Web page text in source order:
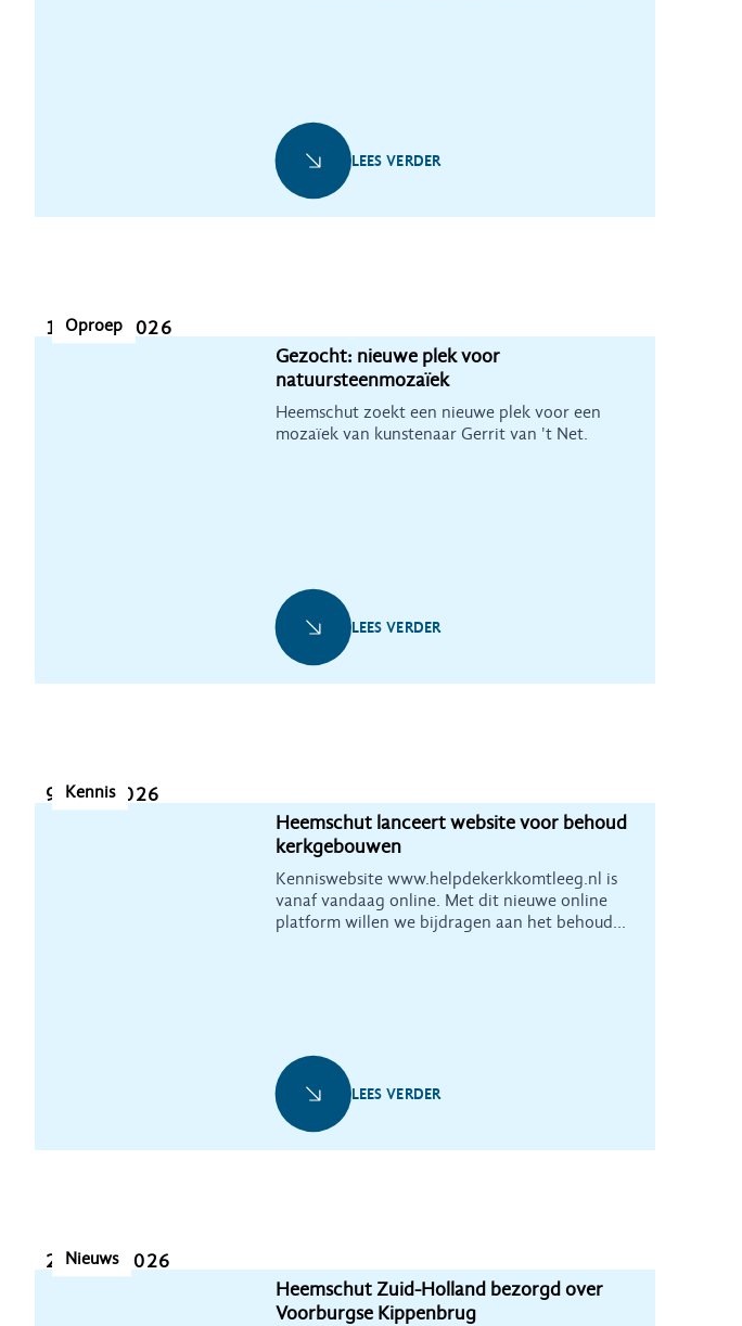
LEES VERDER
Oproep
16 juni 2026
Gezocht: nieuwe plek voor
natuursteenmozaïek
Heemschut zoekt een nieuwe plek voor een
mozaïek van kunstenaar Gerrit van 't Net.
LEES VERDER
Kennis
9 juni 2026
Heemschut lanceert website voor behoud
kerkgebouwen
Kenniswebsite www.helpdekerkkomtleeg.nl is
vanaf vandaag online. Met dit nieuwe online
platform willen we bijdragen aan het behoud
LEES VERDER
Nieuws
27 mei 2026
Heemschut Zuid-Holland bezorgd over
Voorburgse Kippenbrug